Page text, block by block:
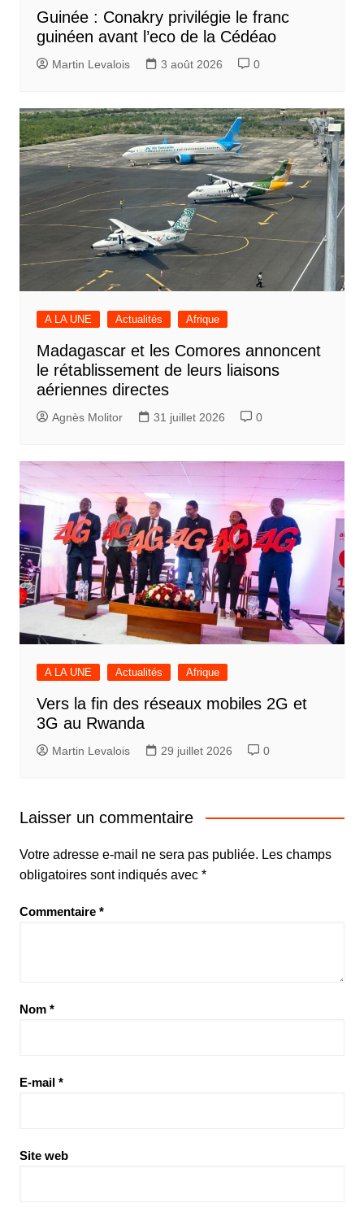
Guinée : Conakry privilégie le franc
guinéen avant l’eco de la Cédéao
Martin Levalois 3 août 2026 0
A LA UNE Actualités Afrique
Madagascar et les Comores annoncent
le rétablissement de leurs liaisons
aériennes directes
Agnès Molitor 31 juillet 2026 0
A LA UNE Actualités Afrique
Vers la fin des réseaux mobiles 2G et
3G au Rwanda
Martin Levalois 29 juillet 2026 0
Laisser un commentaire
Votre adresse e-mail ne sera pas publiée. Les champs
obligatoires sont indiqués avec *
Commentaire *
Nom *
E-mail *
Site web